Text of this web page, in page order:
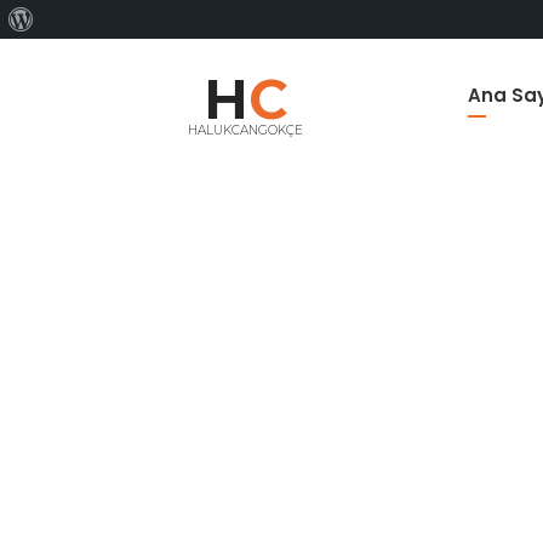
Ana
HC
HALUKCANGOKÇE